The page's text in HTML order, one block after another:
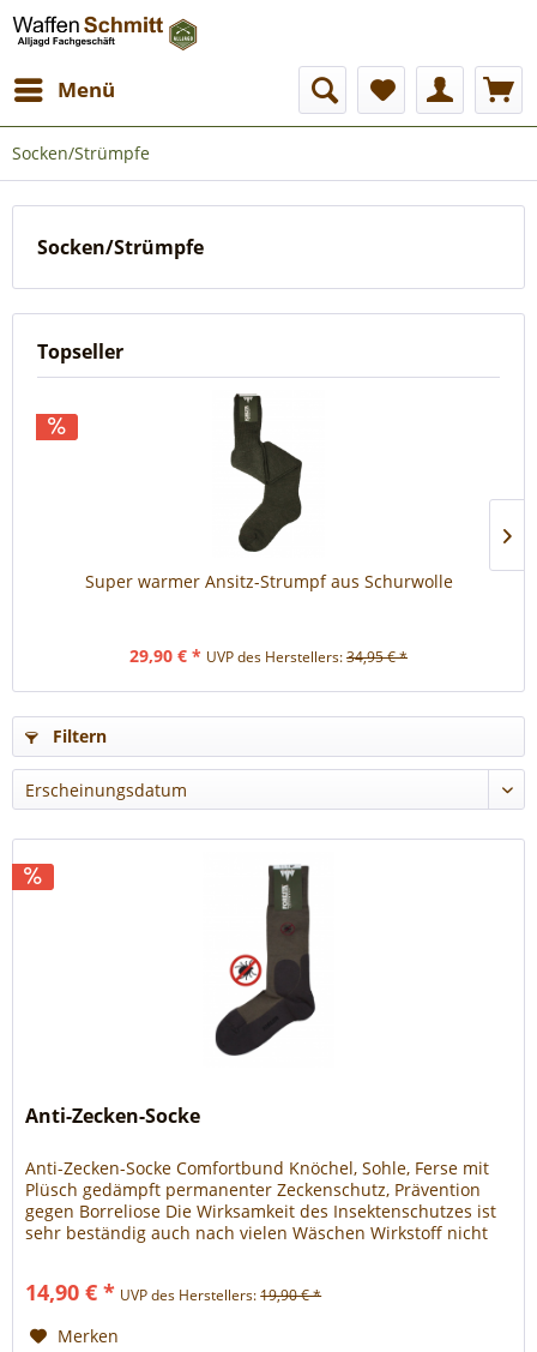
Menü
Socken/Strümpfe
Socken/Strümpfe
Topseller
Super warmer Ansitz-Strumpf aus Schurwolle
29,90 € * UVP des Herstellers:34,95 € *
Filtern
Anti-Zecken-Socke
Anti-Zecken-Socke Comfortbund Knöchel, Sohle, Ferse mit
Plüsch gedämpft permanenter Zeckenschutz, Prävention
gegen Borreliose Die Wirksamkeit des Insektenschutzes ist
sehr beständig auch nach vielen Wäschen Wirkstoff nicht
Permethrin eingelagert ist....
14,90 € * UVP des Herstellers:19,90 € *
Merken